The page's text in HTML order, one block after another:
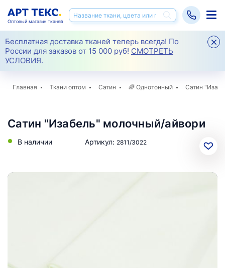
Бесплатная доставка тканей теперь всегда! По
России для заказов от 15 000 руб! СМОТРЕТЬ
УСЛОВИЯ.
Оптовый магазин тканей
Главная Ткани оптом Сатин 🌈 Однотонный Сатин
Сатин "Изабель" молочный/айвори
В наличии Артикул: 2811/3022